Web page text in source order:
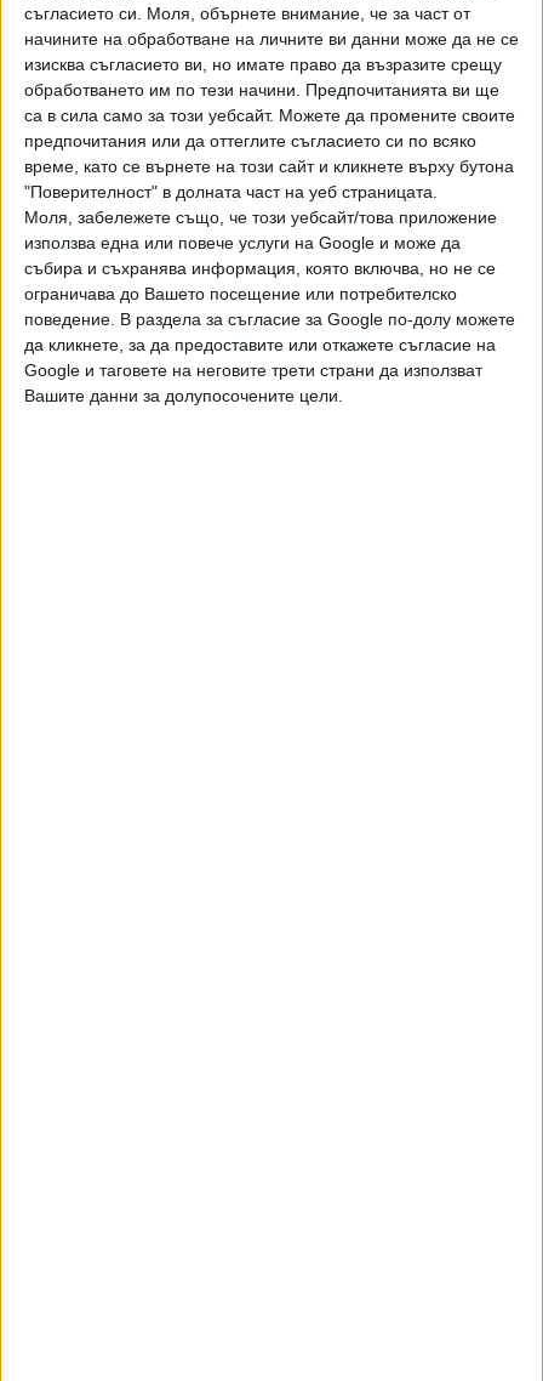
съгласието си. Моля, обърнете внимание, че за част от
начините на обработване на личните ви данни може да не се
изисква съгласието ви, но имате право да възразите срещу
обработването им по тези начини. Предпочитанията ви ще
са в сила само за този уебсайт. Можете да промените своите
предпочитания или да оттеглите съгласието си по всяко
време, като се върнете на този сайт и кликнете върху бутона
"Поверителност" в долната част на уеб страницата.
Моля, забележете също, че този уебсайт/това приложение
използва една или повече услуги на Google и може да
събира и съхранява информация, която включва, но не се
ограничава до Вашето посещение или потребителско
поведение. В раздела за съгласие за Google по-долу можете
да кликнете, за да предоставите или откажете съгласие на
Google и таговете на неговите трети страни да използват
Вашите данни за долупосочените цели.
19 Юли 2019
Стратегията за туризма и анклавът
Калининград
15 Юли 2019
Държавен фонд "Калинка моя"
01 Май 2019
Бурното развитие на гербавата юридическа
мисъл